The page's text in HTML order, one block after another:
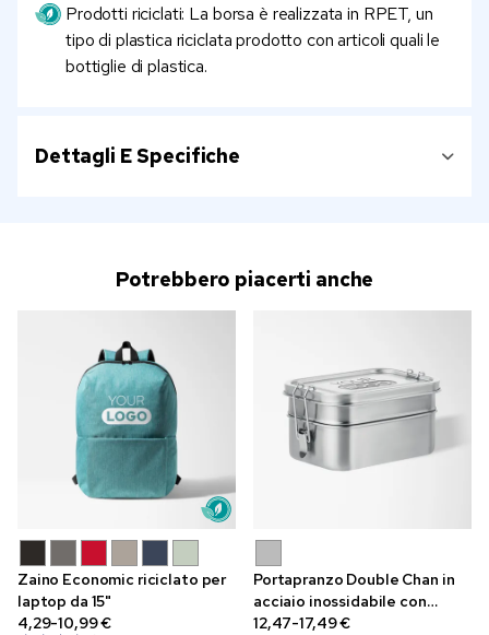
Prodotti riciclati: La borsa è realizzata in RPET, un
tipo di plastica riciclata prodotto con articoli quali le
bottiglie di plastica.
Dettagli E Specifiche
Potrebbero piacerti anche
Zaino Economic riciclato per
laptop da 15"
4,29-10,99 €
Portapranzo Double Chan in
acciaio inossidabile con
incisione
12,47-17,49 €